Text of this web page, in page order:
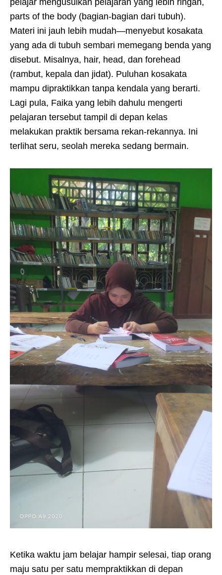
parts of the body (bagian-bagian dari tubuh).
Materi ini jauh lebih mudah—menyebut kosakata
yang ada di tubuh sembari memegang benda yang
disebut. Misalnya, hair, head, dan forehead
(rambut, kepala dan jidat). Puluhan kosakata
mampu dipraktikkan tanpa kendala yang berarti.
Lagi pula, Faika yang lebih dahulu mengerti
pelajaran tersebut tampil di depan kelas
melakukan praktik bersama rekan-rekannya. Ini
terlihat seru, seolah mereka sedang bermain.
Ketika waktu jam belajar hampir selesai, tiap orang
maju satu per satu mempraktikkan di depan